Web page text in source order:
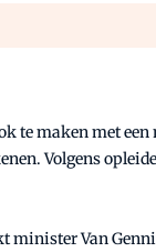
te maken met
Volgens
minister Van